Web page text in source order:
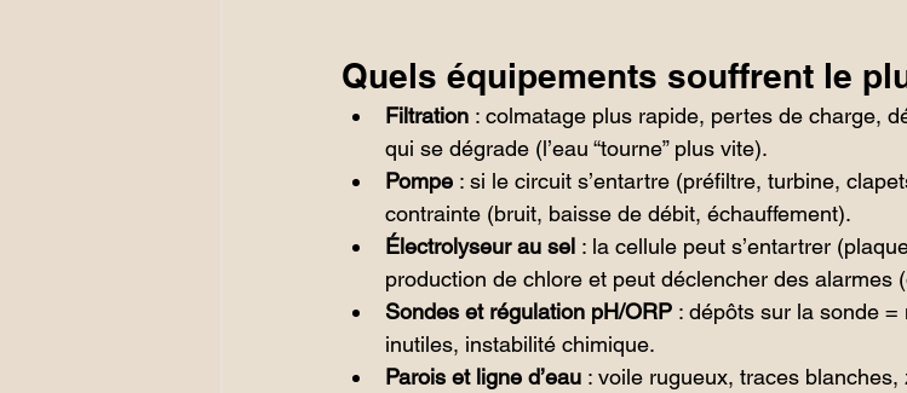
Quels équipements souffrent le
Filtration : colmatage plus rapide, pertes de charge,
qui se dégrade (l’eau “tourne” plus vite).
Pompe : si le circuit s’entartre (préfiltre, turbine,
contrainte (bruit, baisse de débit, échauffement).
Électrolyseur au sel : la cellule peut s’entartrer
production de chlore et peut déclencher des alarmes
Sondes et régulation pH/ORP : dépôts sur la sonde
inutiles, instabilité chimique.
Parois et ligne d’eau : voile rugueux, traces